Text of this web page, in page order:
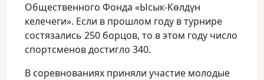
Общественного Фонда «Ысык-Көлдүн
келечеги». Если в прошлом году в турнире
состязались 250 борцов, то в этом году число
спортсменов достигло 340.
В соревнованиях приняли участие молодые